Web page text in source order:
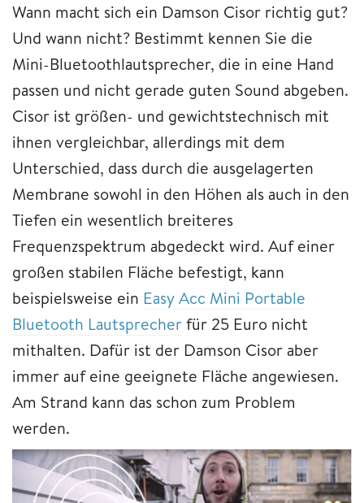
Wann macht sich ein Damson Cisor richtig gut?
Und wann nicht? Bestimmt kennen Sie die
Mini-Bluetoothlautsprecher, die in eine Hand
passen und nicht gerade guten Sound abgeben.
Cisor ist größen- und gewichtstechnisch mit
ihnen vergleichbar, allerdings mit dem
Unterschied, dass durch die ausgelagerten
Membrane sowohl in den Höhen als auch in den
Tiefen ein wesentlich breiteres
Frequenzspektrum abgedeckt wird. Auf einer
großen stabilen Fläche befestigt, kann
beispielsweise ein Easy Acc Mini Portable
Bluetooth Lautsprecherfür 25 Euro nicht
mithalten. Dafür ist der Damson Cisor aber
immer auf eine geeignete Fläche angewiesen.
Am Strand kann das schon zum Problem
werden.